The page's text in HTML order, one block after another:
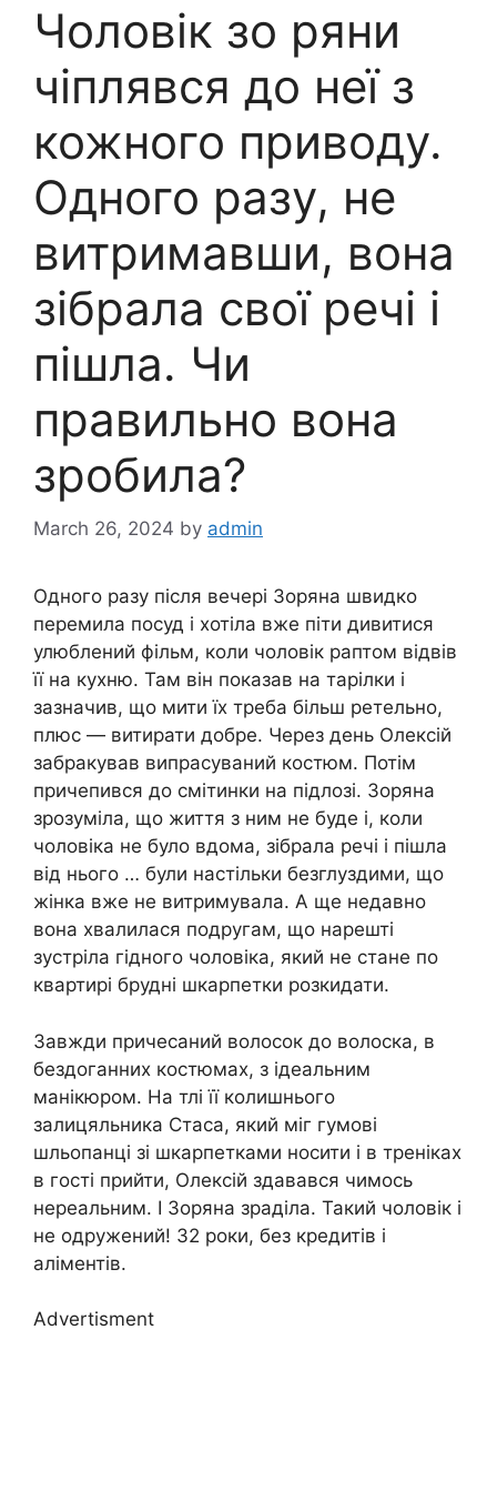
Чоловік зо ряни
чіплявся до неї з
кожного приводу.
Одного разу, не
витримавши, вона
зібрала свої речі і
пішла. Чи
правильно вона
зробила?
March 26, 2024 by admin
Одного разу після вечері Зоряна швидко
перемила посуд і хотіла вже піти дивитися
улюблений фільм, коли чоловік раптом відвів
її на кухню. Там він показав на тарілки і
зазначив, що мити їх треба більш ретельно,
плюс — витирати добре. Через день Олексій
забракував випрасуваний костюм. Потім
причепився до смітинки на підлозі. Зоряна
зрозуміла, що життя з ним не буде і, коли
чоловіка не було вдома, зібрала речі і пішла
від нього … були настільки безглуздими, що
жінка вже не витримувала. А ще недавно
вона хвалилася подругам, що нарешті
зустріла гідного чоловіка, який не стане по
квартирі брудні шкарпетки розкидати.
Завжди причесаний волосок до волоска, в
бездоганних костюмах, з ідеальним
манікюром. На тлі її колишнього
залицяльника Стаса, який міг гумові
шльопанці зі шкарпетками носити і в треніках
в гості прийти, Олексій здавався чимось
нереальним. І Зоряна зраділа. Такий чоловік і
не одружений! 32 роки, без кредитів і
аліментів.
Advertisment